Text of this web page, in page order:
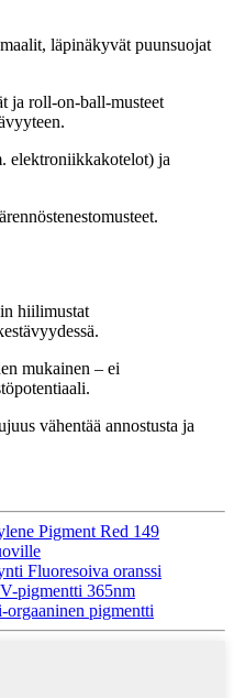
läpinäkyvät puunsuojat
ja roll-on-ball-musteet
elektroniikkakotelot) ja
hiilimustat
mukainen – ei
vähentää annostusta ja
Pigment Red 149
Fluoresoiva oranssi
pigmentti 365nm
pigmentti